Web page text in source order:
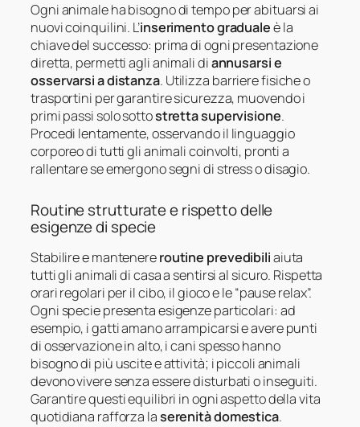
Ogni animale ha bisogno di tempo per abituarsi ai
nuovi coinquilini. L’inserimento gradualeè la
chiave del successo: prima di ogni presentazione
diretta, permetti agli animali diannusarsi e
osservarsi a distanza. Utilizza barriere fisiche o
trasportini per garantire sicurezza, muovendo i
primi passi solo sottostretta supervisione.
Procedi lentamente, osservando il linguaggio
corporeo di tutti gli animali coinvolti, pronti a
rallentare se emergono segni di stress o disagio.
Routine strutturate e rispetto delle
esigenze di specie
Stabilire e mantenereroutine prevedibiliaiuta
tutti gli animali di casa a sentirsi al sicuro. Rispetta
orari regolari per il cibo, il gioco e le “pause relax”.
Ogni specie presenta esigenze particolari: ad
esempio, i gatti amano arrampicarsi e avere punti
di osservazione in alto, i cani spesso hanno
bisogno di più uscite e attività; i piccoli animali
devono vivere senza essere disturbati o inseguiti.
Garantire questi equilibri in ogni aspetto della vita
quotidiana rafforza laserenità domestica.